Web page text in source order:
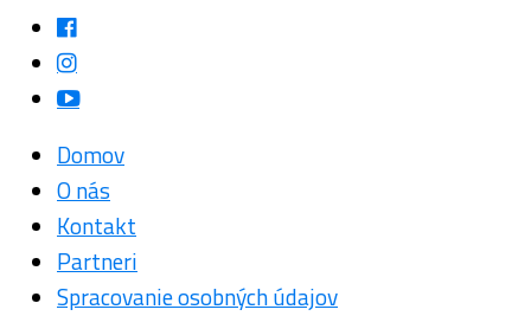
Domov
O nás
Kontakt
Partneri
Spracovanie osobných údajov